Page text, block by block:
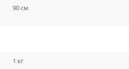
90 см
1 кг